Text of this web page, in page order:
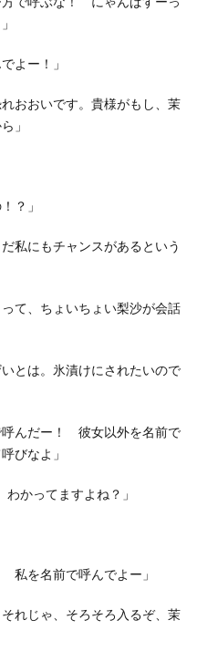
よー！」
おおいです。貴様がもし、茉
」
？」
私にもチャンスがあるという
て、ちょいちょい梨沙が会話
とは。氷漬けにされたいので
呼んだー！ 彼女以外を名前で
びなよ」
かってますよね？」
を名前で呼んでよー」
れじゃ、そろそろ入るぞ、茉